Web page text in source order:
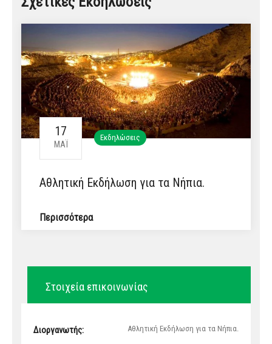
17
ΜΆΙ
Εκδηλώσεις
Αθλητική Εκδήλωση για τα Νήπια.
Περισσότερα
Στοιχεία επικοινωνίας
Διοργανωτής: Αθλητική Εκδήλωση για τα Νήπια.